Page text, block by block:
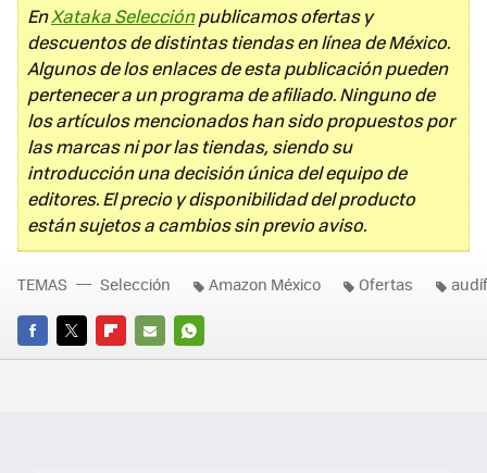
EnXataka Selecciónpublicamos ofertas y
descuentos de distintas tiendas en línea de México.
Algunos de los enlaces de esta publicación pueden
pertenecer a un programa de afiliado. Ninguno de
los artículos mencionados han sido propuestos por
las marcas ni por las tiendas, siendo su
introducción una decisión única del equipo de
editores. El precio y disponibilidad del producto
están sujetos a cambios sin previo aviso.
FACEBOOK
TWITTERFLIPBOARD
E-
WHATSAPP
TEMAS Selección Amazon México Ofertas